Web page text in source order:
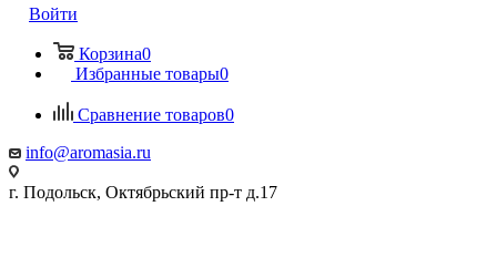
Войти
Корзина0
Избранные товары0
Сравнение товаров0
info@aromasia.ru
г. Подольск, Октябрьский пр-т д.17